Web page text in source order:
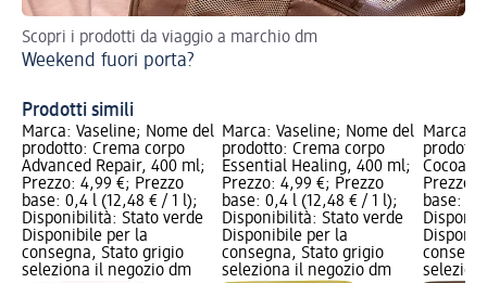
Scopri i prodotti da viaggio a marchio dm
Weekend fuori porta?
Prodotti simili
Marca: Vaseline; Nome del
prodotto: Crema corpo
Advanced Repair, 400 ml;
Prezzo: 4,99 €; Prezzo
base: 0,4 l (12,48 € / 1 l);
Disponibilità: Stato verde
Disponibile per la
consegna, Stato grigio
seleziona il negozio dm
Marca: Vaseline; Nome del
prodotto: Crema corpo
Essential Healing, 400 ml;
Prezzo: 4,99 €; Prezzo
base: 0,4 l (12,48 € / 1 l);
Disponibilità: Stato verde
Disponibile per la
consegna, Stato grigio
seleziona il negozio dm
Marca:
Cocoa
Prezzo:
base: